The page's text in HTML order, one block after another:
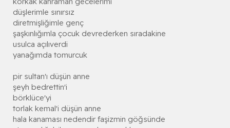
düşlerimle sınırsız
diretmişliğimle genç
şaşkınlığımla çocuk devrederken sıradakine
usulca açılıverdi
yanağımda tomurcuk
pir sultan'ı düşün anne
şeyh bedrettin'i
börklüce'yi
torlak kemal'i düşün anne
hala kanaması nedendir faşizmin göğsünde